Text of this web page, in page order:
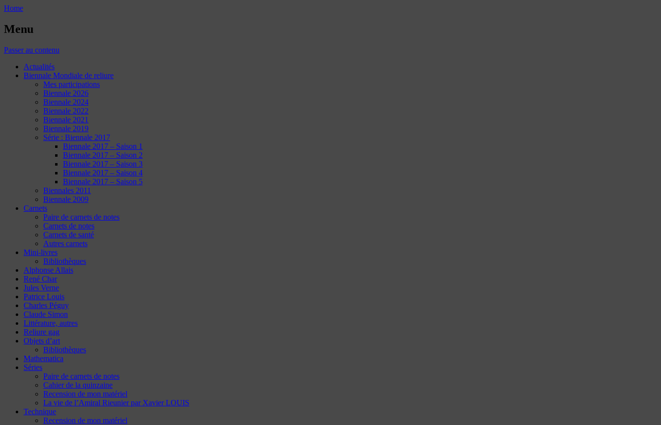
Home
Menu
Passer au contenu
Actualités
Biennale Mondiale de reliure
Mes participations
Biennale 2026
Biennale 2024
Biennale 2022
Biennale 2021
Biennale 2019
Série : Biennale 2017
Biennale 2017 – Saison 1
Biennale 2017 – Saison 2
Biennale 2017 – Saison 3
Biennale 2017 – Saison 4
Biennale 2017 – Saison 5
Biennales 2011
Biennale 2009
Carnets
Paire de carnets de notes
Carnets de notes
Carnets de santé
Autres carnets
Mini-livres
Bibliothèques
Alphonse Allais
René Char
Jules Verne
Patrice Louis
Charles Péguy
Claude Simon
Littérature, autres
Reliure gag
Objets d’art
Bibliothèques
Mathematica
Séries
Paire de carnets de notes
Cahier de la quinzaine
Recension de mon matériel
La vie de l’Amiral Rieunier par Xavier LOUIS
Technique
Recension de mon matériel